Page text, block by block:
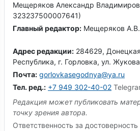
Мещеряков Александр
323237500007641)
Главный редактор: Мещеряков А.В.
Адрес редакции: 284629,
Республика, г. Горловка, ул.
Почта: gorlovkasegodnya@ya.ru
Тел. ред.: +7 949 302-40-02
Редакция может публиковать
точку зрения автора.
Ответственность за